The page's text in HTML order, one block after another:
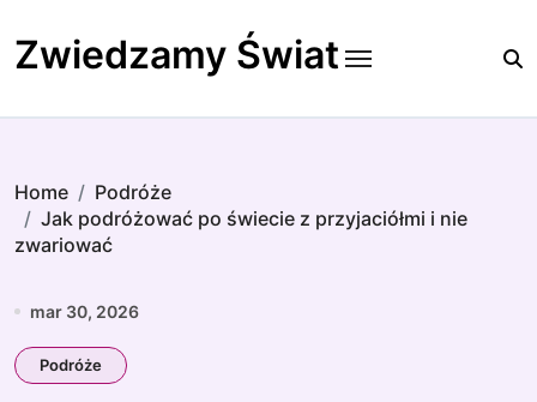
to
content
Zwiedzamy Świat
Home
Podróże
Jak podróżować po świecie z przyjaciółmi i nie
zwariować
mar 30, 2026
Podróże